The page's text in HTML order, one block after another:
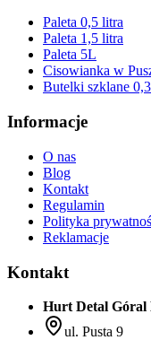
Paleta 0,5 litra
Paleta 1,5 litra
Paleta 5L
Cisowianka w
Butelki szklane
Informacje
O nas
Blog
Kontakt
Regulamin
Polityka
Reklamacje
Kontakt
Hurt Detal Góral
ul. Pusta 9